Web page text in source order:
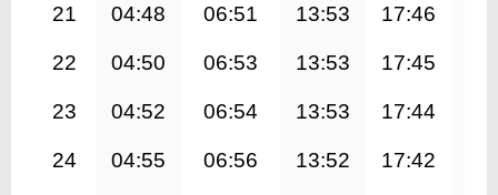
21 04:48 06:51 13:53 17:46
22 04:50 06:53 13:53 17:45
23 04:52 06:54 13:53 17:44
24 04:55 06:56 13:52 17:42